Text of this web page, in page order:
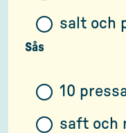
salt och
Sås
10
saft och